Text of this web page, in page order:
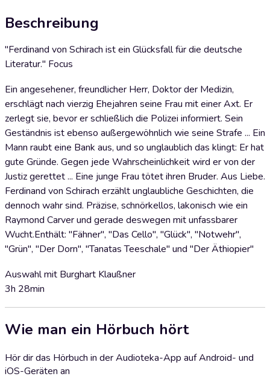
Beschreibung
"Ferdinand von Schirach ist ein Glücksfall für die deutsche
Literatur." Focus
Ein angesehener, freundlicher Herr, Doktor der Medizin,
erschlägt nach vierzig Ehejahren seine Frau mit einer Axt. Er
zerlegt sie, bevor er schließlich die Polizei informiert. Sein
Geständnis ist ebenso außergewöhnlich wie seine Strafe ... Ein
Mann raubt eine Bank aus, und so unglaublich das klingt: Er hat
gute Gründe. Gegen jede Wahrscheinlichkeit wird er von der
Justiz gerettet ... Eine junge Frau tötet ihren Bruder. Aus Liebe.
Ferdinand von Schirach erzählt unglaubliche Geschichten, die
dennoch wahr sind. Präzise, schnörkellos, lakonisch wie ein
Raymond Carver und gerade deswegen mit unfassbarer
Wucht.Enthält: "Fähner", "Das Cello", "Glück", "Notwehr",
"Grün", "Der Dorn", "Tanatas Teeschale" und "Der Äthiopier"
Auswahl mit Burghart Klaußner
3h 28min
Wie man ein Hörbuch hört
Hör dir das Hörbuch in der Audioteka-App auf Android- und
iOS-Geräten an